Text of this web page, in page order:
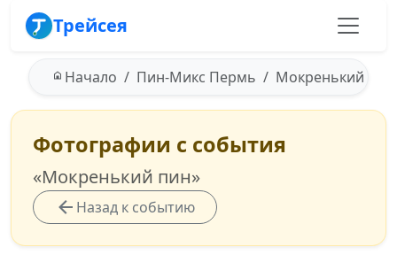
Трейсея
Начало Пин-Микс Пермь Мокренький пин
Фотографии с события
«Мокренький пин»
Назад к событию